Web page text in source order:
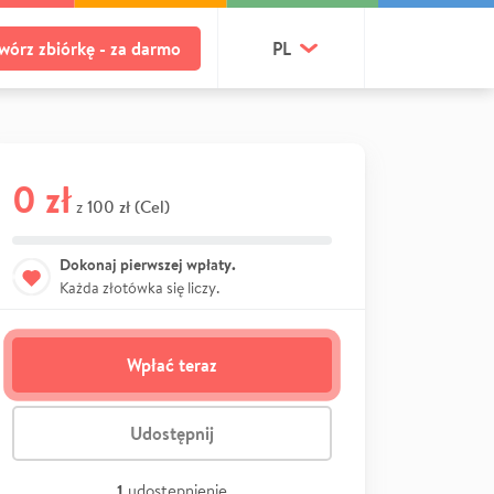
zbiórkę - za darmo PL
0 zł z 100 zł (Cel)
Dokonaj pierwszej wpłaty.
Każda złotówka się liczy.
Wpłać teraz
Udostępnij